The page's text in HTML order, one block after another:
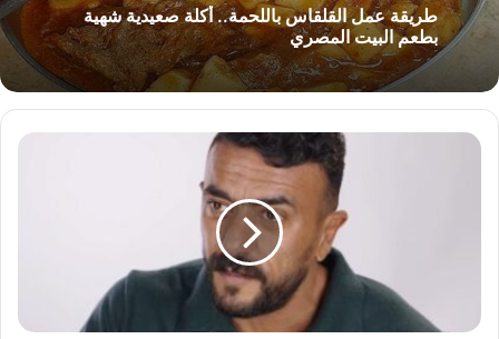
طريقة عمل القلقاس باللحمة.. أكلة صعيدية شهية
بطعم البيت المصري
أحمد
على